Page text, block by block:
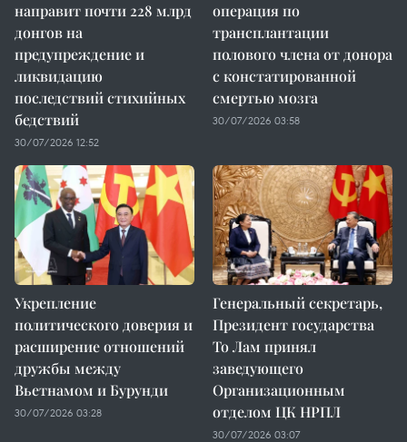
направит почти 228 млрд
донгов на
предупреждение и
ликвидацию
последствий стихийных
бедствий
30/07/2026 12:52
операция по
трансплантации
полового члена от донора
с констатированной
смертью мозга
30/07/2026 03:58
Укрепление
политического доверия и
расширение отношений
дружбы между
Вьетнамом и Бурунди
30/07/2026 03:28
Генеральный секретарь,
Президент государства
То Лам принял
заведующего
Организационным
отделом ЦК НРПЛ
30/07/2026 03:07